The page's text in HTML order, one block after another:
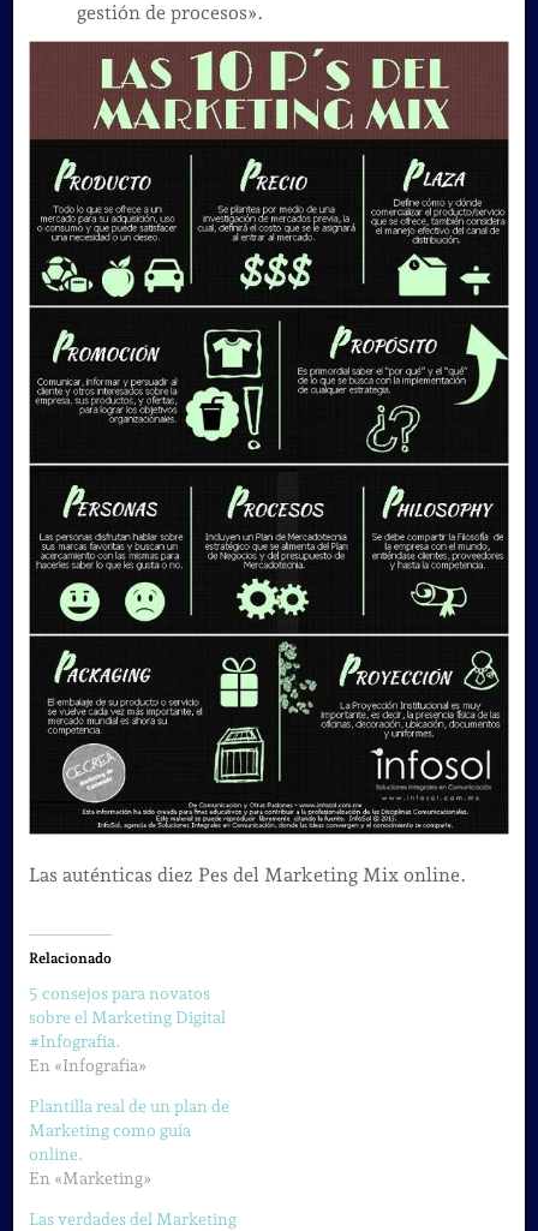
gestión de procesos».
Las auténticas diez Pes del Marketing Mix online.
Relacionado
5 consejos para novatos
sobre el Marketing Digital
#Infografía.
En «Infografia»
Plantilla real de un plan de
Marketing como guía
online.
En «Marketing»
Las verdades del Marketing